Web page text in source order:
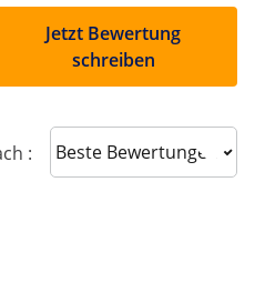
Jetzt Bewertung
schreiben
: Sort reviews